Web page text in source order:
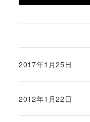
投稿日
2017年1月25日
投稿日
2012年1月22日